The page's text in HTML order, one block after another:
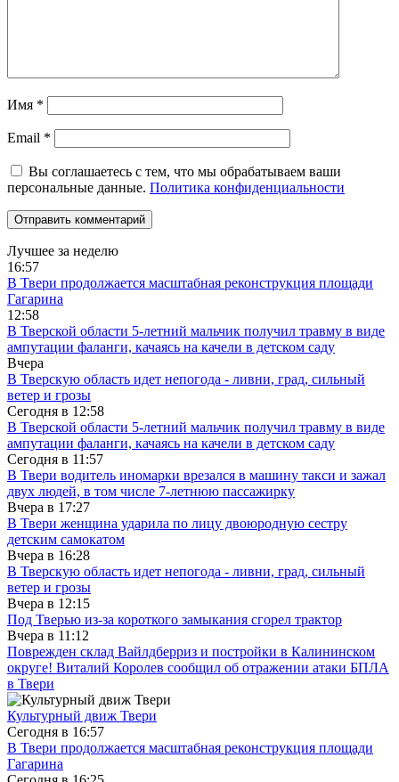
Имя *
Email *
Вы соглашаетесь с тем, что мы обрабатываем ваши
персональные данные. Политика конфиденциальности
Лучшее за неделю
16:57
В Твери продолжается масштабная реконструкция площади
Гагарина
12:58
В Тверской области 5-летний мальчик получил травму в виде
ампутации фаланги, качаясь на качели в детском саду
Вчера
В Тверскую область идет непогода - ливни, град, сильный
ветер и грозы
Сегодня в 12:58
В Тверской области 5-летний мальчик получил травму в виде
ампутации фаланги, качаясь на качели в детском саду
Сегодня в 11:57
В Твери водитель иномарки врезался в машину такси и зажал
двух людей, в том числе 7-летнюю пассажирку
Вчера в 17:27
В Твери женщина ударила по лицу двоюродную сестру
детским самокатом
Вчера в 16:28
В Тверскую область идет непогода - ливни, град, сильный
ветер и грозы
Вчера в 12:15
Под Тверью из-за короткого замыкания сгорел трактор
Вчера в 11:12
Поврежден склад Вайлдберриз и постройки в Калининском
округе! Виталий Королев сообщил об отражении атаки БПЛА
в Твери
Культурный движ Твери
Сегодня в 16:57
В Твери продолжается масштабная реконструкция площади
Гагарина